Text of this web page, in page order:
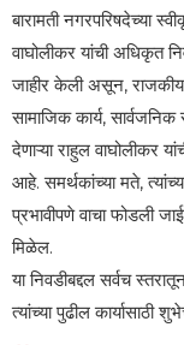
बारामती नगरपरिषदेच्या
वाघोलीकर यांची अधिकृत
जाहीर केली असून, राजकीय
सामाजिक कार्य, सार्वजनिक
देणाऱ्या राहुल वाघोलीकर
आहे. समर्थकांच्या मते,
प्रभावीपणे वाचा फोडली
मिळेल.
या निवडीबद्दल सर्वच
त्यांच्या पुढील कार्यासाठी